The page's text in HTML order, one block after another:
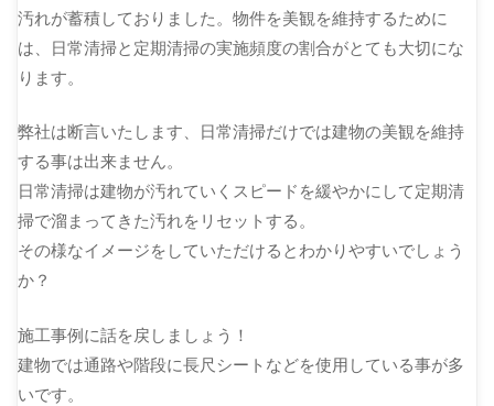
汚れが蓄積しておりました。物件を美観を維持するために
は、日常清掃と定期清掃の実施頻度の割合がとても大切にな
ります。
弊社は断言いたします、日常清掃だけでは建物の美観を維持
する事は出来ません。
日常清掃は建物が汚れていくスピードを緩やかにして定期清
掃で溜まってきた汚れをリセットする。
その様なイメージをしていただけるとわかりやすいでしょう
か？
施工事例に話を戻しましょう！
建物では通路や階段に長尺シートなどを使用している事が多
いです。